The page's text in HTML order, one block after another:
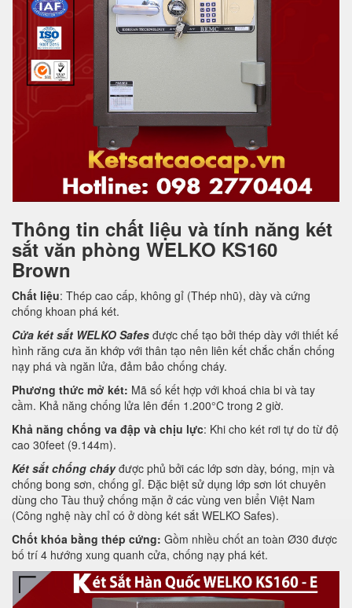
Thông tin chất liệu và tính năng két
sắt văn phòng WELKO KS160
Brown
Chất liệu: Thép cao cấp, không gỉ (Thép nhũ), dày và cứng
chống khoan phá két.
Cửa két sắt WELKO Safes được chế tạo bởi thép dày với thiết kế
hình răng cưa ăn khớp với thân tạo nên liên kết chắc chắn chống
nạy phá và ngăn lửa, đảm bảo chống cháy.
Phương thức mở két: Mã số kết hợp với khoá chia bi và tay
cầm. Khả năng chống lửa lên đến 1.200°C trong 2 giờ.
Khả năng chống va đập và chịu lực: Khi cho két rơi tự do từ độ
cao 30feet (9.144m).
Két sắt chống cháyđược phủ bởi các lớp sơn dày, bóng, mịn và
chống bong sơn, chống gỉ. Đặc biệt sử dụng lớp sơn lót chuyên
dùng cho Tàu thuỷ chống mặn ở các vùng ven biển Việt Nam
(Công nghệ này chỉ có ở dòng két sắt WELKO Safes).
Chốt khóa bằng thép cứng: Gồm nhiều chốt an toàn Ø30 được
bố trí 4 hướng xung quanh cửa, chống nạy phá két.